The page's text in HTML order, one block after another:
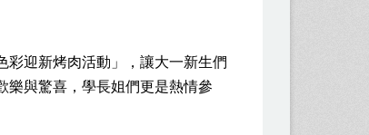
彩迎新烤肉活動」，讓大一新生們
樂與驚喜，學長姐們更是熱情參